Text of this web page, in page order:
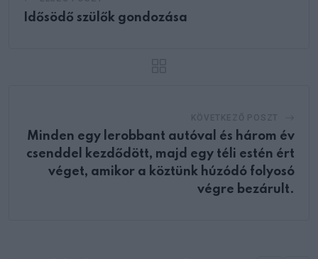
Idősödő szülők gondozása
Minden egy lerobbant autóval és három év
csenddel kezdődött, majd egy téli estén ért
véget, amikor a köztünk húzódó folyosó
végre bezárult.